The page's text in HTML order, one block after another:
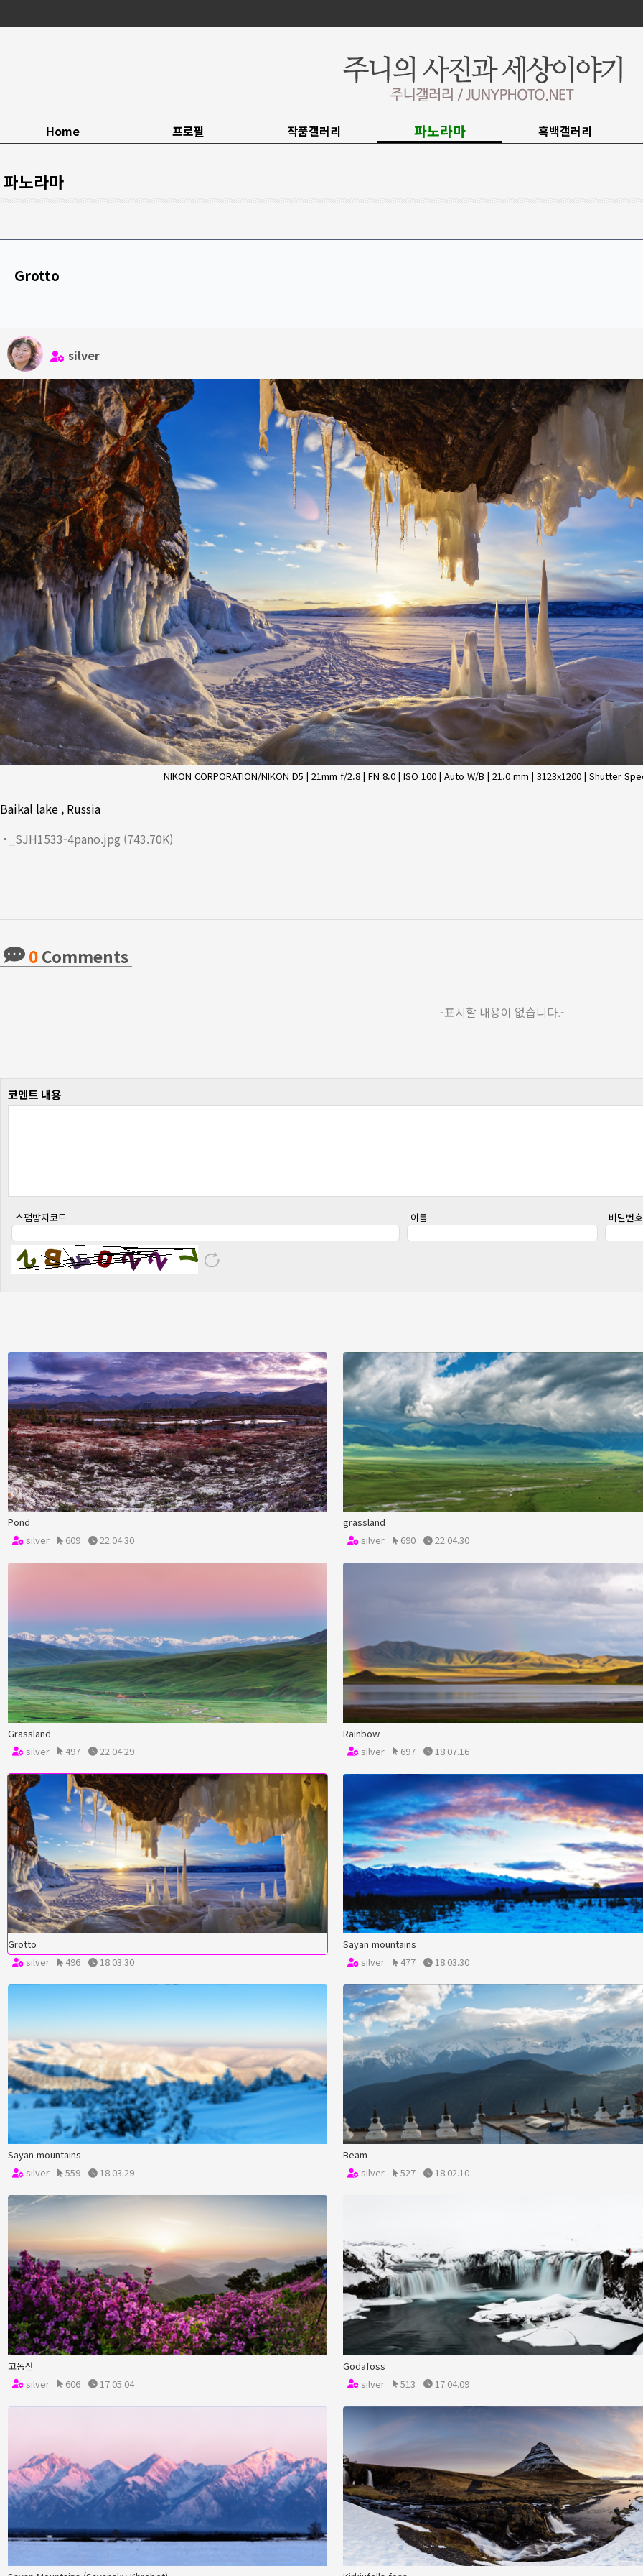
Home 프로필 작품갤러리 파노라마 흑백갤러리
파노라마
Grotto
silver
NIKON CORPORATION/NIKON D5 | 21mm f/2.8 | FN 8.0 | ISO 100 | Auto W/B | 21.0 mm | 3123x1200 | Shutter
Baikal lake , Russia
_SJH1533-4pano.jpg (743.70K)
0Comments
-표시할 내용이 없습니다.-
코멘트 내용
스팸방지코드 이름 비밀번호
Pond
silver
609 22.04.30
grassland
silver
690 22.04.30
Grassland
silver
497 22.04.29
Rainbow
silver
697 18.07.16
Grotto
silver
496 18.03.30
Sayan mountains
silver
477 18.03.30
Sayan mountains
silver
559 18.03.29
Beam
silver
527 18.02.10
고동산
silver
606 17.05.04
Godafoss
silver
513 17.04.09